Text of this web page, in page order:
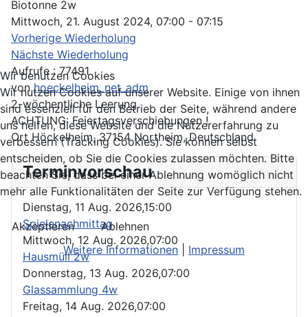
Biotonne 2w
Mittwoch, 21. August 2024, 07:00 - 07:15
Vorherige Wiederholung
Nächste Wiederholung
Aufrufe: 77491
vonhoeckelheim_net_adm
2-wöchentliche Leerung
ACHTUNG: Feiertagsverschiebungen !
OrtHöckelheim, 37154 Northeim, Deutschland
Terminvorschau
Dienstag, 11 Aug. 2026,15:00
Spielenachmittag
Mittwoch, 12 Aug. 2026,07:00
Hausmüll 2w
Donnerstag, 13 Aug. 2026,07:00
Glassammlung 4w
Freitag, 14 Aug. 2026,07:00
Wir benutzen Cookies
Wir nutzen Cookies auf unserer Website. Einige von ihnen
sind essenziell für den Betrieb der Seite, während andere
uns helfen, diese Website und die Nutzererfahrung zu
verbessern (Tracking Cookies). Sie können selbst
entscheiden, ob Sie die Cookies zulassen möchten. Bitte
beachten Sie, dass bei einer Ablehnung womöglich nicht
mehr alle Funktionalitäten der Seite zur Verfügung stehen.
Akzeptieren
Ablehnen
Weitere Informationen
Impressum